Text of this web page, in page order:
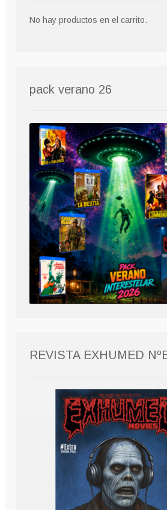
No hay productos en el carrito.
pack verano 26
REVISTA EXHUMED